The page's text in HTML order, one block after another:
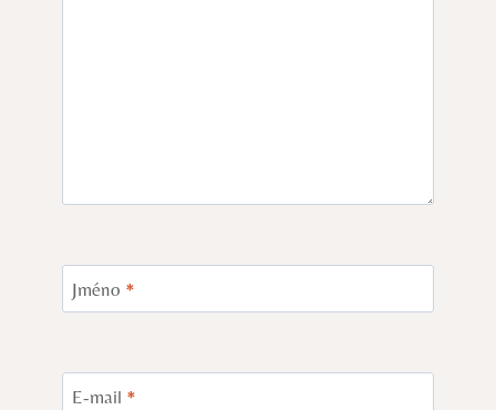
Jméno *
E-mail *